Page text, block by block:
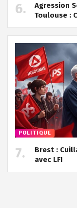
Agression
Toulouse :
POLITIQUE
Brest :
avec LFI